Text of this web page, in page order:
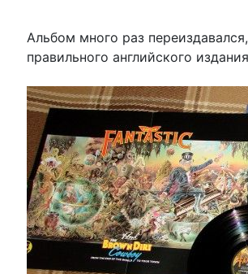
Альбом много раз
правильного английского